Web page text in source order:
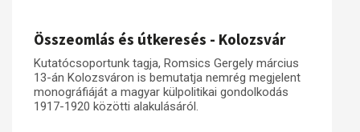
Kapcsolat
Trianon-kommentár
Dokumentumok
A trianoni szerződés
Összeomlás és útkeresés - Kolozsvár
Kutatócsoportunk tagja, Romsics Gergely március
13-án Kolozsváron is bemutatja nemrég megjelent
monográfiáját a magyar külpolitikai gondolkodás
1917-1920 közötti alakulásáról.